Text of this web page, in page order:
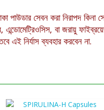
পাউডার সেবন করা নিরাপদ
এন্ডোমেট্রিওসিস, বা জরায়ু
এই নির্যাস ব্যবহার করবেন না.